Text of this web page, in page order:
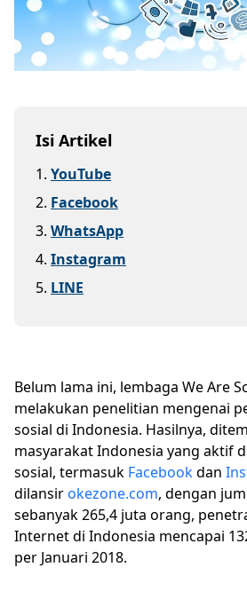
Isi Artikel
1. YouTube
2. Facebook
3. WhatsApp
4. Instagram
5. LINE
Belum lama ini, lembaga We Are
melakukan penelitian mengenai
sosial di Indonesia. Hasilnya,
masyarakat Indonesia yang aktif
sosial, termasuk Facebookdan
dilansirokezone.com, dengan
sebanyak 265,4 juta orang,
Internet di Indonesia mencapai
per Januari 2018.